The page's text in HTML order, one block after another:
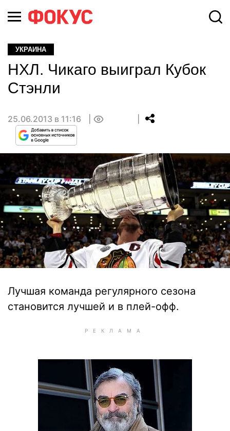
УКРАИНА
НХЛ. Чикаго выиграл Кубок
Стэнли
25.06.2013 в 11:16
Лучшая команда регулярного сезона
становится лучшей и в плей-офф.